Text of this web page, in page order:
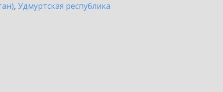
, Удмуртская республика